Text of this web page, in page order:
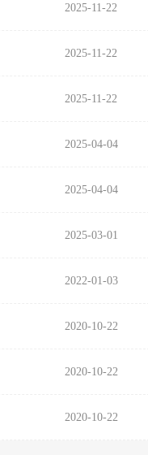
2025-11-22
2025-11-22
2025-11-22
2025-04-04
2025-04-04
2025-03-01
2022-01-03
2020-10-22
2020-10-22
2020-10-22